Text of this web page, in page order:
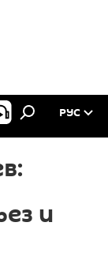
РУС
и